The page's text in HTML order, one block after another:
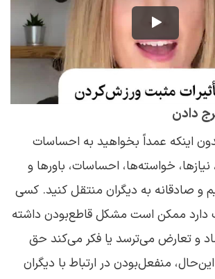
اینکه عمداً بخواهید به احساسات
خواسته‌ها، احساسات، باورها و
و صادقانه به دیگران منتقل کنید. کسی
دارد ممکن است مشکل قاطع‌بودن داشته
و تعارض می‌ترسد یا فکر می‌کند حق
منفعل‌بودن در ارتباط با دیگران